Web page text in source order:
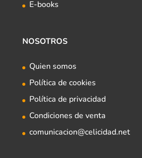
E-books
NOSOTROS
Quien somos
Política de cookies
Política de privacidad
Condiciones de venta
comunicacion@celicidad.net